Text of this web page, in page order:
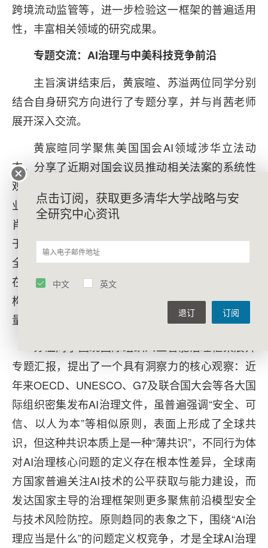
跨境流动监管等，进一步检验这一框架的普遍适用
性，丰富相关领域的研究成果。
专题交流：AI治理与中美科技竞争前沿
主旨演讲结束后，黄宸暄、苏溢两位同学分别
结合自身研究方向进行了专题分享，并与肖茜老师
展开深入交流。
黄宸暄同学聚焦美国国会AI领域涉华立法动
态，分享了近期对国会议员推动相关法案的系统性
观察与梳理，并结合自身学习经历，就中美两国企
业在AI安全认知上的差异与分歧向肖茜老师提问。
肖茜老师充分肯定了密切跟踪美国国会立法进程对
于把握大国科技竞争前沿态势的重要性，指出AI安
全是关乎全人类共同福祉的全球性议题，中美两国
在该领域探索合作可能性具有重大现实意义，可为
构建更加公平合理的全球AI治理体系注入建设性力
量。
专题汇报，提出了一个具有洞察力的核心观察：近
年来OECD、UNESCO、G7及联合国大会等各大国
际组织密集发布AI治理文件，虽普遍强调“安全、可
信、以人为本”等相似原则，表面上形成了全球共
识，但这种共识本质上是一种“薄共识”，不同行为体
对AI治理核心问题的定义存在根本性差异，全球南
方国家普遍关注AI技术的公平获取与能力建设，而
发达国家主导的治理框架则更多聚焦前沿模型安全
与技术风险防控。原则趋同的表象之下，围绕“AI治
理应当是什么”的问题定义权竞争，才是全球AI治理
点击订阅，获取更多清华大学战略与安
全研究中心资讯
中文 英文
订阅
退订